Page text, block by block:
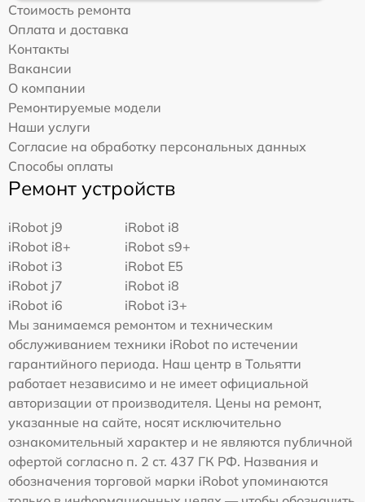
Стоимость ремонта
Оплата и доставка
Контакты
Вакансии
О компании
Ремонтируемые модели
Наши услуги
Согласие на обработку персональных данных
Способы оплаты
Ремонт устройств
iRobot j9
iRobot i8
iRobot i8+
iRobot s9+
iRobot i3
iRobot E5
iRobot j7
iRobot i8
iRobot i6
iRobot i3+
Мы занимаемся ремонтом и техническим
обслуживанием техники iRobot по истечении
гарантийного периода. Наш центр в Тольятти
работает независимо и не имеет официальной
авторизации от производителя. Цены на ремонт,
указанные на сайте, носят исключительно
ознакомительный характер и не являются публичной
офертой согласно п. 2 ст. 437 ГК РФ. Названия и
обозначения торговой марки iRobot упоминаются